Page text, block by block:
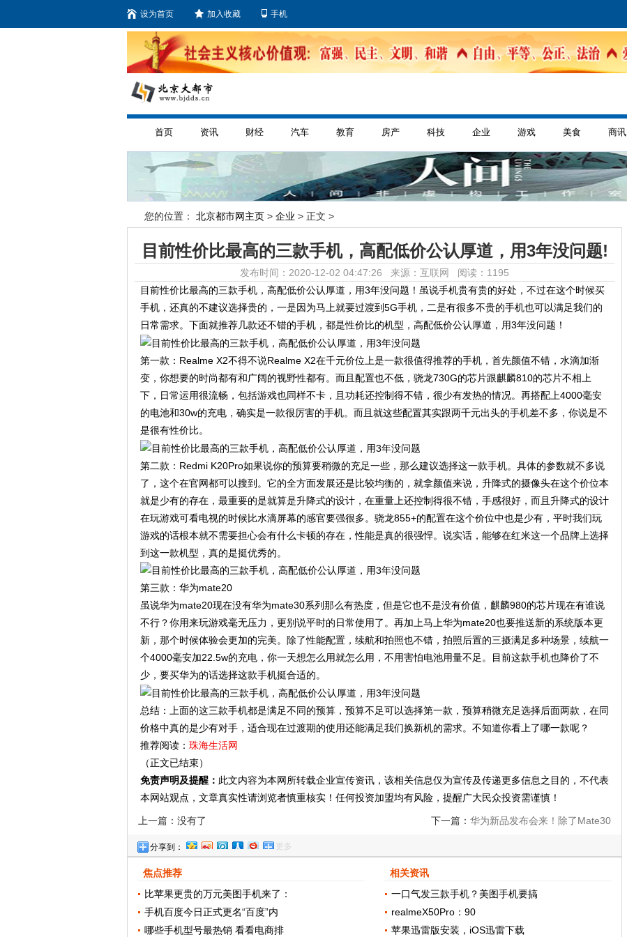
设为首页 加入收藏 手机
首页 资讯 财经 汽车 教育 房产 科技 企业 游戏 美食 商讯
您的位置： 北京都市网主页 > 企业 > 正文 >
目前性价比最高的三款手机，高配低价公认厚道，用3年没问题!
发布时间：2020-12-02 04:47:26 来源：互联网 阅读：1195
目前性价比最高的三款手机，高配低价公认厚道，用3年没问题！虽说手机贵有贵的好处，不过在这个时候买
手机，还真的不建议选择贵的，一是因为马上就要过渡到5G手机，二是有很多不贵的手机也可以满足我们的
日常需求。下面就推荐几款还不错的手机，都是性价比的机型，高配低价公认厚道，用3年没问题！
第一款：Realme X2不得不说Realme X2在千元价位上是一款很值得推荐的手机，首先颜值不错，水滴加渐
变，你想要的时尚都有和广阔的视野性都有。而且配置也不低，骁龙730G的芯片跟麒麟810的芯片不相上
下，日常运用很流畅，包括游戏也同样不卡，且功耗还控制得不错，很少有发热的情况。再搭配上4000毫安
的电池和30w的充电，确实是一款很厉害的手机。而且就这些配置其实跟两千元出头的手机差不多，你说是不
是很有性价比。
第二款：Redmi K20Pro如果说你的预算要稍微的充足一些，那么建议选择这一款手机。具体的参数就不多说
了，这个在官网都可以搜到。它的全方面发展还是比较均衡的，就拿颜值来说，升降式的摄像头在这个价位本
就是少有的存在，最重要的是就算是升降式的设计，在重量上还控制得很不错，手感很好，而且升降式的设计
在玩游戏可看电视的时候比水滴屏幕的感官要强很多。骁龙855+的配置在这个价位中也是少有，平时我们玩
游戏的话根本就不需要担心会有什么卡顿的存在，性能是真的很强悍。说实话，能够在红米这一个品牌上选择
到这一款机型，真的是挺优秀的。
第三款：华为mate20
虽说华为mate20现在没有华为mate30系列那么有热度，但是它也不是没有价值，麒麟980的芯片现在有谁说
不行？你用来玩游戏毫无压力，更别说平时的日常使用了。再加上马上华为mate20也要推送新的系统版本更
新，那个时候体验会更加的完美。除了性能配置，续航和拍照也不错，拍照后置的三摄满足多种场景，续航一
个4000毫安加22.5w的充电，你一天想怎么用就怎么用，不用害怕电池用量不足。目前这款手机也降价了不
少，要买华为的话选择这款手机挺合适的。
总结：上面的这三款手机都是满足不同的预算，预算不足可以选择第一款，预算稍微充足选择后面两款，在同
价格中真的是少有对手，适合现在过渡期的使用还能满足我们换新机的需求。不知道你看上了哪一款呢？
推荐阅读： 珠海生活网
（正文已结束）
免责声明及提醒： 此文内容为本网所转载企业宣传资讯，该相关信息仅为宣传及传递更多信息之目的，不代表
本网站观点，文章真实性请浏览者慎重核实！任何投资加盟均有风险，提醒广大民众投资需谨慎！
上一篇：没有了 下一篇： 华为新品发布会来！除了Mate30
分享到： 更多
焦点推荐
比苹果更贵的万元美图手机来了：
手机百度今日正式更名“百度”内
哪些手机型号最热销 看看电商排
相关资讯
一口气发三款手机？美图手机要搞
realmeX50Pro：90
苹果迅雷版安装，iOS迅雷下载